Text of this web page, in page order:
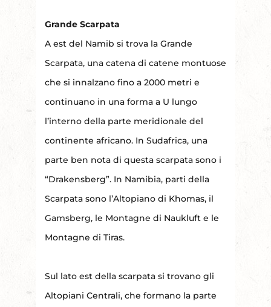
Grande Scarpata
A est del Namib si trova la Grande
Scarpata, una catena di catene montuose
che si innalzano fino a 2000 metri e
continuano in una forma a U lungo
l’interno della parte meridionale del
continente africano. In Sudafrica, una
parte ben nota di questa scarpata sono i
“Drakensberg”. In Namibia, parti della
Scarpata sono l’Altopiano di Khomas, il
Gamsberg, le Montagne di Naukluft e le
Montagne di Tiras.
Sul lato est della scarpata si trovano gli
Altopiani Centrali, che formano la parte